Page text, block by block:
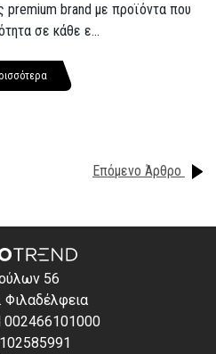
premium brand με προϊόντα που
σε κάθε ε...
Επόμενο Άρθρο
56
Φιλαδέλφεια